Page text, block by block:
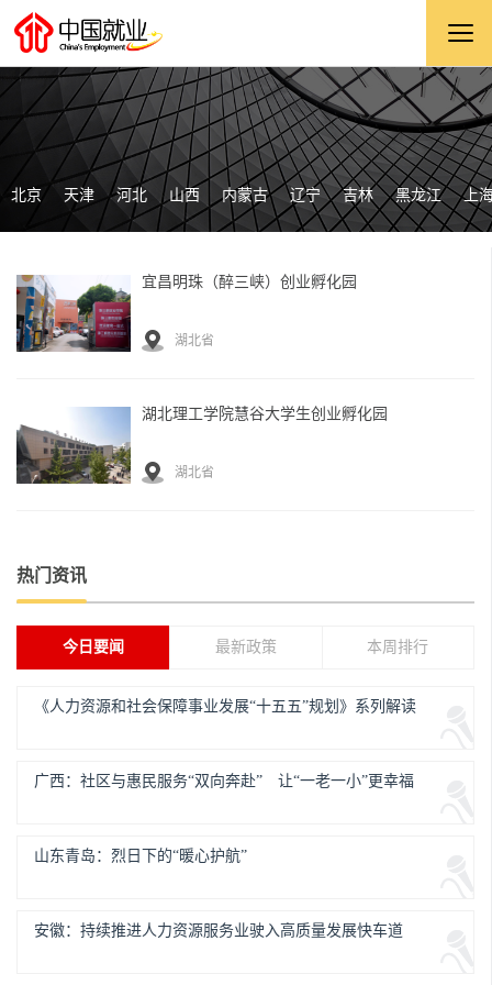
北京 天津 河北 山西 内蒙古 辽宁 吉林 黑龙江 上
宜昌明珠（醉三峡）创业孵化园
湖北省
湖北理工学院慧谷大学生创业孵化园
湖北省
热门资讯
今日要闻 最新政策 本周排行
《人力资源和社会保障事业发展“十五五”规划》系列解读
广西：社区与惠民服务“双向奔赴” 让“一老一小”更幸福
山东青岛：烈日下的“暖心护航”
安徽：持续推进人力资源服务业驶入高质量发展快车道